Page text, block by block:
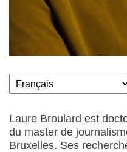
Laure Broulard est
du master de
Bruxelles. Ses